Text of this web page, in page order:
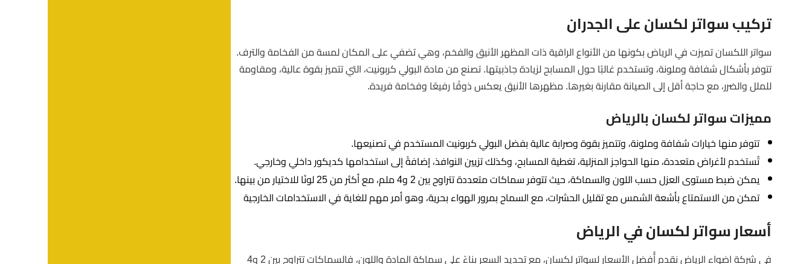
تركيب سواتر لكسان على الجدران
سواتر اللكسان تميزت في الرياض بكونها من الأنواع الراقية ذات المظهر الأنيق والفخم، وهي تضفي على المكان لمسة من الفخامة والترف.
تتوفر بأشكال شفافة وملونة، وتستخدم غالبًا حول المسابح لزيادة جاذبيتها. تصنع من مادة البولي كربونيت، التي تتميز بقوة عالية، ومقاومة
للملل والضرر، مع حاجة أقل إلى الصيانة مقارنة بغيرها. مظهرها الأنيق يعكس ذوقًا رفيعًا وفخامة فريدة.
مميزات سواتر لكسان بالرياض
تتوفر منها خيارات شفافة وملونة، وتتميز بقوة وصرابة عالية بفضل البولي كربونيت المستخدم في تصنيعها.
تُستخدم لأغراض متعددة، منها الحواجز المنزلية، تغطية المسابح، وكذلك تزيين النوافذ، إضافةً إلى استخدامها كديكور داخلي وخارجي.
يمكن ضبط مستوى العزل حسب اللون والسماكة، حيث تتوفر سماكات متعددة تتراوح بين 2 و4 ملم، مع أكثر من 25 لونًا للاختيار من بينها.
تمكن من الاستمتاع بأشعة الشمس مع تقليل الحشرات، مع السماح بمرور الهواء بحرية، وهو أمر مهم للغاية في الاستخدامات الخارجية
أسعار سواتر لكسان في الرياض
في شركة اضواء الرياض نقدم أُفضل الأسعار لسواتر لكسان، مع تحديد السعر بناءً على سماكة المادة واللون، فالسماكات تتراوح بين 2 و4